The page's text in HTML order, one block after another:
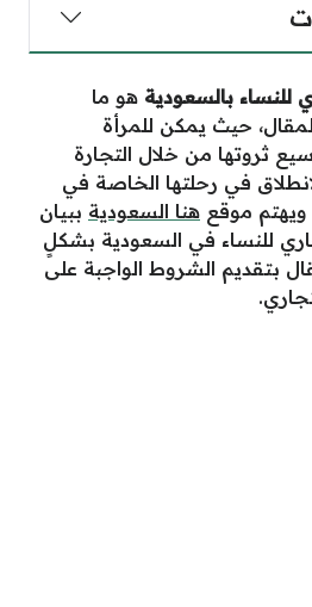
بالسعودية هو ما
حيث يمكن للمرأة
ثروتها من خلال التجارة
في رحلتها الخاصة في
ويهتم موقع هنا السعودية ببيان
للنساء في السعودية بشكلٍ
بتقديم الشروط الواجبة على